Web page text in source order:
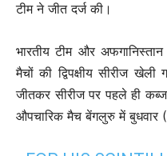
टीम ने जीत दर्ज की।
भारतीय टीम और
मैचों की द्विपक्षीय सीरीज
जीतकर सीरीज पर पहले ही
औपचारिक मैच बेंगलुरु में बुधवार